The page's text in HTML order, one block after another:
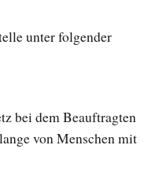
unter folgender
bei dem Beauftragten
von Menschen mit